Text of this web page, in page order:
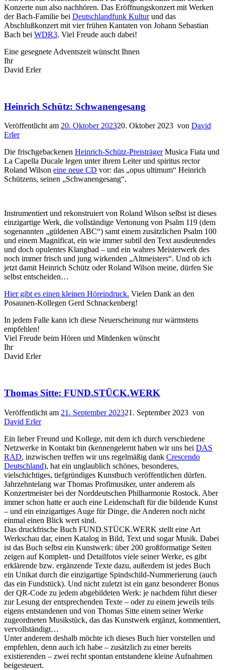
Konzerte nun also nachhören. Das Eröffnungskonzert mit Werken
der Bach-Familie bei Deutschlandfunk Kulturund das
Abschlußkonzert mit vier frühen Kantaten von Johann Sebastian
Bach bei WDR3. Viel Freude auch dabei!
Eine gesegnete Adventszeit wünscht Ihnen
Ihr
David Erler
Heinrich Schütz: Schwanengesang
Veröffentlicht am 20. Oktober 202320. Oktober 2023 von David
Erler
Die frischgebackenen Heinrich-Schütz-PreisträgerMusica Fiata und
La Capella Ducale legen unter ihrem Leiter und spiritus rector
Roland Wilson eine neue CD vor: das „opus ultimum“ Heinrich
Schützens, seinen „Schwanengesang“.
Instrumentiert und rekonstruiert von Roland Wilson selbst ist dieses
einzigartige Werk, die vollständige Vertonung von Psalm 119 (dem
sogenannten „güldenen ABC“) samt einem zusätzlichen Psalm 100
und einem Magnificat, ein wie immer subtil den Text ausdeutendes
und doch opulentes Klangbad – und ein wahres Meisterwerk des
noch immer frisch und jung wirkenden „Altmeisters“. Und ob ich
jetzt damit Heinrich Schütz oder Roland Wilson meine, dürfen Sie
selbst entscheiden…
Hier gibt es einen kleinen Höreindruck. Vielen Dank an den
Posaunen-Kollegen Gerd Schnackenberg!
In jedem Falle kann ich diese Neuerscheinung nur wärmstens
empfehlen!
Viel Freude beim Hören und Mitdenken wünscht
Ihr
David Erler
Thomas Sitte: FUND.STÜCK.WERK
Veröffentlicht am 21. September 202321. September 2023 von
David Erler
Ein lieber Freund und Kollege, mit dem ich durch verschiedene
Netzwerke in Kontakt bin (kennengelernt haben wir uns bei DAS
RAD, inzwischen treffen wir uns regelmäßig dank Crescendo
Deutschland), hat ein unglaublich schönes, besonderes,
vielschichtiges, tiefgründiges Kunstbuch veröffentlichen dürfen.
Jahrzehntelang war Thomas Profimusiker, unter anderem als
Konzertmeister bei der Norddeutschen Philharmonie Rostock. Aber
immer schon hatte er auch eine Leidenschaft für die bildende Kunst
– und ein einzigartiges Auge für Dinge, die Anderen noch nicht
einmal einen Blick wert sind.
Das druckfrische Buch FUND.STÜCK.WERK stellt eine Art
Werkschau dar, einen Katalog in Bild, Text und sogar Musik. Dabei
ist das Buch selbst ein Kunstwerk: über 200 großformatige Seiten
zeigen auf Komplett- und Detailfotos viele seiner Werke, es gibt
erklärende bzw. ergänzende Texte dazu, außerdem ist jedes Buch
ein Unikat durch die einzigartige Spindschild-Nummerierung (auch
das ein Fundstück). Und nicht zuletzt ist ein ganz besonderer Bonus
der QR-Code zu jedem abgebildeten Werk: je nachdem führt dieser
zur Lesung der entsprechenden Texte – oder zu einem jeweils teils
eigens entstandenen und von Thomas Sitte einem seiner Werke
zugeordneten Musikstück, das das Kunstwerk ergänzt, kommentiert,
vervollständigt…
Unter anderem deshalb möchte ich dieses Buch hier vorstellen und
empfehlen, denn auch ich habe – zusätzlich zu einer bereits
existierenden – zwei recht spontan entstandene kleine Aufnahmen
beigesteuert.